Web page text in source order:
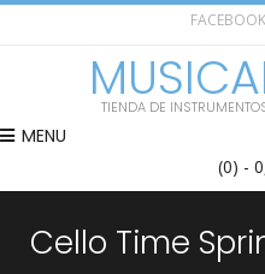
FACEBOOK
TIENDA DE
MENU
(0) -
Cello Time